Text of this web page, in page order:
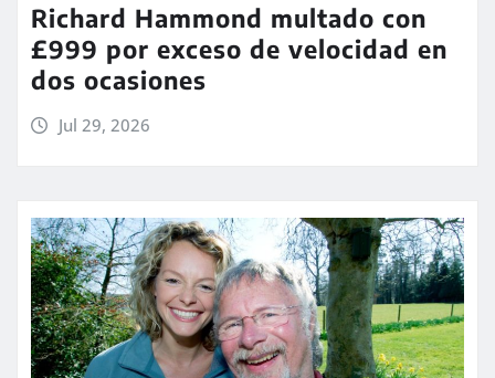
Richard Hammond multado con
£999 por exceso de velocidad en
dos ocasiones
Jul 29, 2026